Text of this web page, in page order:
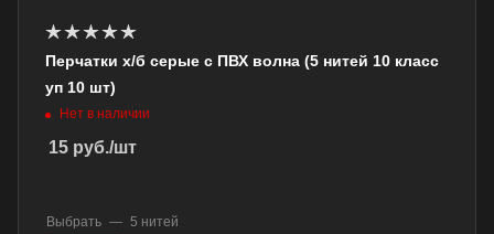
Перчатки х/б серые с ПВХ волна (5 нитей 10 класс
уп 10 шт)
Нет в наличии
15 руб./шт
Выбрать — 5 нитей